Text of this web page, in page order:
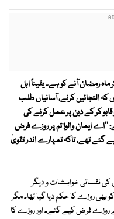
رمضان آنے کو ہے۔ یقیناً اہل
التجائیں کرنے، آسانیاں طلب
قابو کر کے دین پر عمل کرنے کی
''اے ایمان والو! تم پر روزے فرض
تھے، تاکہ تمہارے اندر تقویٰ
کی نفسانی خواہشات و دیگر
بھی روزے کا حکم دیا گیا تھا۔ مگر
فرض کیے گئے۔ اور روزے کا